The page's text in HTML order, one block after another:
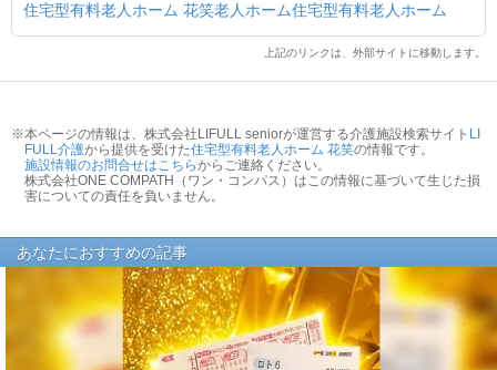
住宅型有料老人ホーム 花笑老人ホーム住宅型有料老人ホーム
上記のリンクは、外部サイトに移動します。
※本ページの情報は、株式会社LIFULL seniorが運営する介護施設検索サイト LI
FULL介護から提供を受けた住宅型有料老人ホーム 花笑の情報です。
施設情報のお問合せはこちらからご連絡ください。
株式会社ONE COMPATH（ワン・コンパス）はこの情報に基づいて生じた損
害についての責任を負いません。
あなたにおすすめの記事